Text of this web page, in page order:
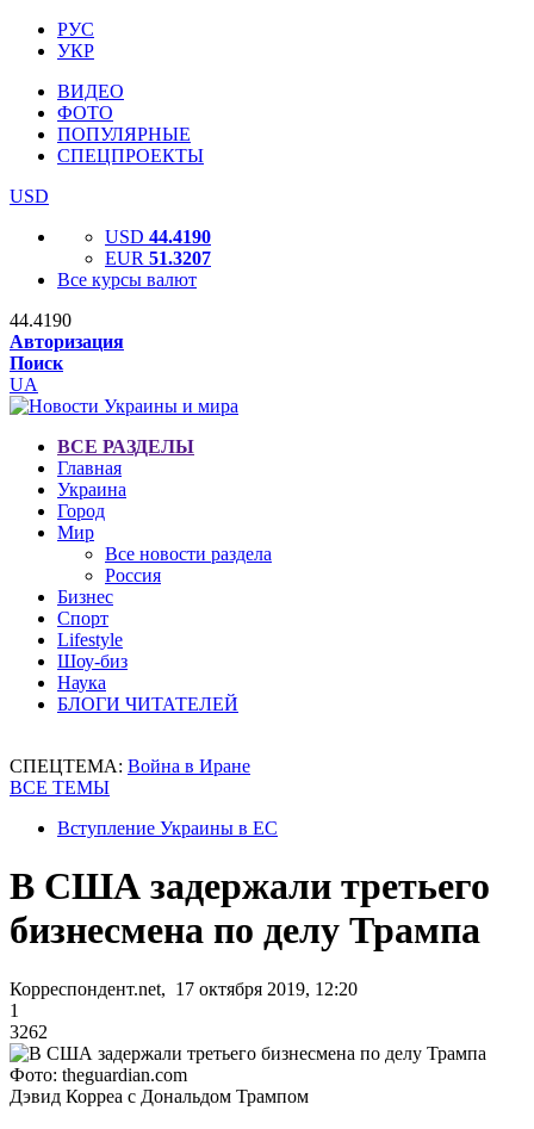
РУС
УКР
ВИДЕО
ФОТО
ПОПУЛЯРНЫЕ
СПЕЦПРОЕКТЫ
USD
USD 44.4190
EUR 51.3207
Все курсы валют
44.4190
Авторизация
Поиск
UA
ВСЕ РАЗДЕЛЫ
Главная
Украина
Город
Мир
Все новости раздела
Россия
Бизнес
Спорт
Lifestyle
Шоу-биз
Наука
БЛОГИ ЧИТАТЕЛЕЙ
СПЕЦТЕМА: Война в Иране
ВСЕ ТЕМЫ
Вступление Украины в ЕС
В США задержали третьего
бизнесмена по делу Трампа
Корреспондент.net, 17 октября 2019, 12:20
1
3262
Фото: theguardian.com
Дэвид Корреа с Дональдом Трампом